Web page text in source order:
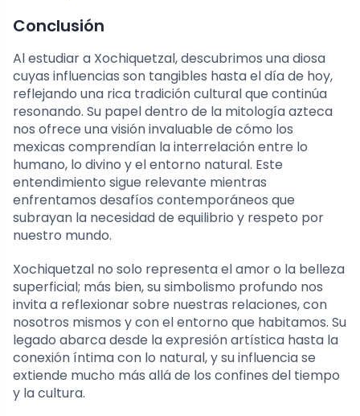
Conclusión
Al estudiar a Xochiquetzal, descubrimos una diosa
cuyas influencias son tangibles hasta el día de hoy,
reflejando una rica tradición cultural que continúa
resonando. Su papel dentro de la mitología azteca
nos ofrece una visión invaluable de cómo los
mexicas comprendían la interrelación entre lo
humano, lo divino y el entorno natural. Este
entendimiento sigue relevante mientras
enfrentamos desafíos contemporáneos que
subrayan la necesidad de equilibrio y respeto por
nuestro mundo.
Xochiquetzal no solo representa el amor o la belleza
superficial; más bien, su simbolismo profundo nos
invita a reflexionar sobre nuestras relaciones, con
nosotros mismos y con el entorno que habitamos. Su
legado abarca desde la expresión artística hasta la
conexión íntima con lo natural, y su influencia se
extiende mucho más allá de los confines del tiempo
y la cultura.